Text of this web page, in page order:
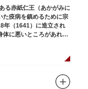
る赤紙仁王（あかがみに
た疫病を鎮めるために宗
年（1641）に造立され
体に悪いところがあれ
信仰されています。